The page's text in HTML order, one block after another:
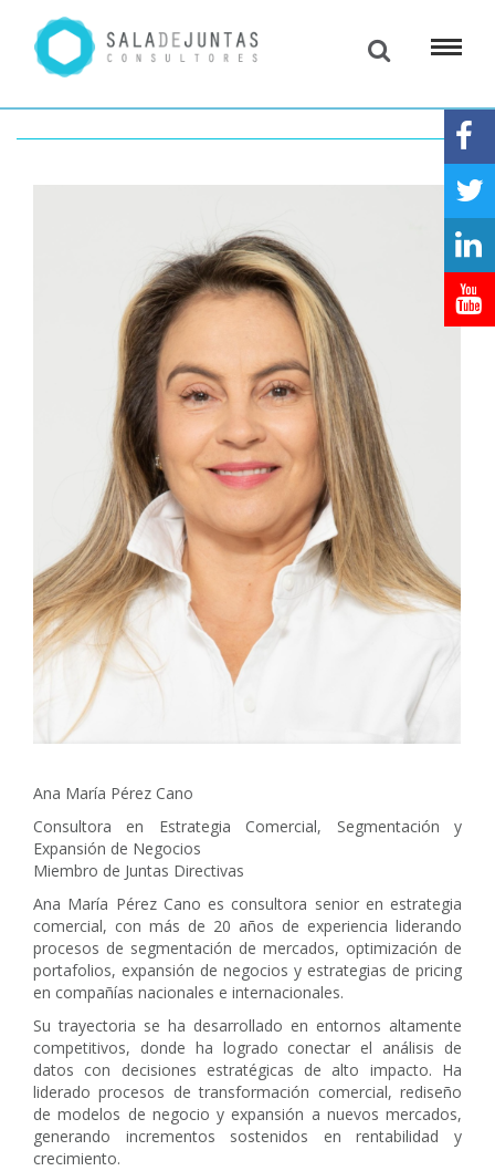
Ana María Pérez Cano
Consultora en Estrategia Comercial, Segmentación y
Expansión de Negocios
Miembro de Juntas Directivas
Ana María Pérez Cano es consultora senior en estrategia
comercial, con más de 20 años de experiencia liderando
procesos de segmentación de mercados, optimización de
portafolios, expansión de negocios y estrategias de pricing
en compañías nacionales e internacionales.
Su trayectoria se ha desarrollado en entornos altamente
competitivos, donde ha logrado conectar el análisis de
datos con decisiones estratégicas de alto impacto. Ha
liderado procesos de transformación comercial, rediseño
de modelos de negocio y expansión a nuevos mercados,
generando incrementos sostenidos en rentabilidad y
crecimiento.